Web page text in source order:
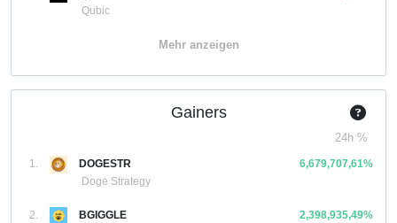
Qubic
Mehr anzeigen
Gainers
24h %
1.
DOGESTR
Doge Strategy
6,679,707,61%
2.
BGIGGLE
2,398,935,49%